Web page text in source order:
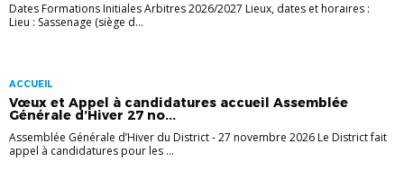
Dates Formations Initiales Arbitres 2026/2027 Lieux, dates et horaires :
Lieu : Sassenage (siège d...
ACCUEIL
Vœux et Appel à candidatures accueil Assemblée
Générale d’Hiver 27 no...
Assemblée Générale d’Hiver du District - 27 novembre 2026 Le District fait
appel à candidatures pour les ...